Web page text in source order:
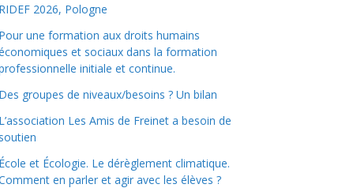
RIDEF 2026, Pologne
Pour une formation aux droits humains
et sociaux dans la formation
initiale et continue.
Des groupes de niveaux/besoins ? Un bilan
L’association Les Amis de Freinet a besoin de
soutien
École et Écologie. Le dérèglement climatique.
en parler et agir avec les élèves ?